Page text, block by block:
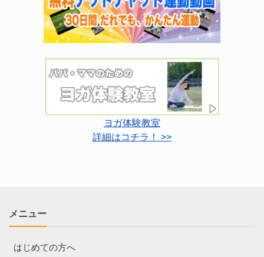
ヨガ体験教室
詳細はコチラ！ >>
メニュー
はじめての方へ